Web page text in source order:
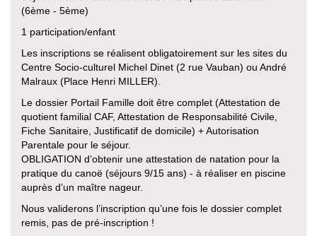
(6ème - 5ème)
1 participation/enfant
Les inscriptions se réalisent obligatoirement sur les sites du
Centre Socio-culturel Michel Dinet (2 rue Vauban) ou André
Malraux (Place Henri MILLER).
Le dossier Portail Famille doit être complet (Attestation de
quotient familial CAF, Attestation de Responsabilité Civile,
Fiche Sanitaire, Justificatif de domicile) + Autorisation
Parentale pour le séjour.
OBLIGATION d’obtenir une attestation de natation pour la
pratique du canoë (séjours 9/15 ans) - à réaliser en piscine
auprès d’un maître nageur.
Nous validerons l’inscription qu’une fois le dossier complet
remis, pas de pré-inscription !